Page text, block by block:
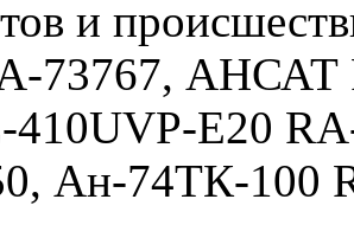
и
410UVP-E20
Ан-74ТК-100